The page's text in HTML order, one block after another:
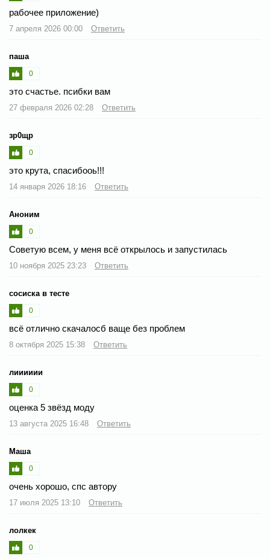
рабочее приложение)
7 апреля 2026 00:00 Ответить
паша
0
это счастье. псибки вам
27 февраля 2026 02:28 Ответить
зр0щр
0
это крута, спасибооь!!!
14 января 2026 18:16 Ответить
Аноним
0
Советую всем, у меня всё открылось и запустилась
10 ноября 2025 23:23 Ответить
сосиска в тесте
0
всё отлично скачалосб ваще без проблем
8 октября 2025 15:38 Ответить
лииииии
0
оценка 5 звёзд моду
13 августа 2025 16:48 Ответить
Маша
0
очень хорошо, спс автору
17 июля 2025 13:10 Ответить
лолкек
0